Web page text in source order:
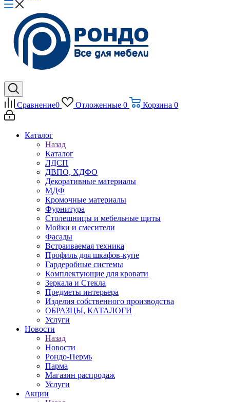
Сравнение0 Отложенные 0 Корзина 0
Каталог
Назад
Каталог
ЛДСП
ДВПО, ХДФО
Декоративные материалы
МДФ
Кромочные материалы
Фурнитура
Столешницы и мебельные щиты
Мойки и смесители
Фасады
Встраиваемая техника
Профиль для шкафов-купе
Гардеробные системы
Комплектующие для кровати
Зеркала и Стекла
Предметы интерьера
Изделия собственного производства
ОБРАЗЦЫ, КАТАЛОГИ
Услуги
Новости
Назад
Новости
Рондо-Пермь
Парма
Магазин распродаж
Услуги
Акции